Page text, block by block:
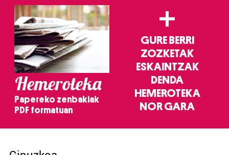
Hemeroteka
Papereko zenbakiak
PDF formatuan
+
GURE BERRI
ZOZKETAK
ESKAINTZAK
DENDA
HEMEROTEKA
NOR GARA